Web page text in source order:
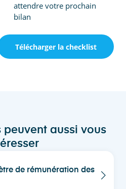
attendre votre prochain
bilan
Télécharger la checklist
peuvent aussi vous
de rémunération des